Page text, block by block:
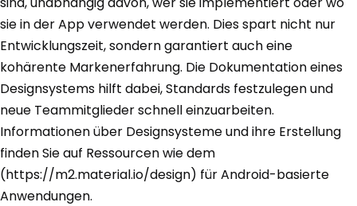
sie in der App verwendet werden. Dies spart nicht nur
Entwicklungszeit, sondern garantiert auch eine
kohärente Markenerfahrung. Die Dokumentation eines
Designsystems hilft dabei, Standards festzulegen und
neue Teammitglieder schnell einzuarbeiten.
Informationen über Designsysteme und ihre Erstellung
finden Sie auf Ressourcen wie dem
(https://m2.material.io/design) für Android-basierte
Anwendungen.